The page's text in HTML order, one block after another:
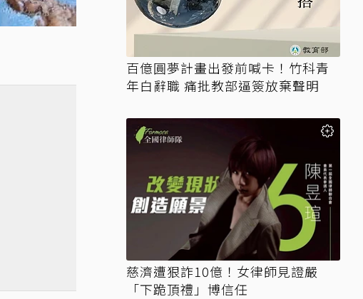
百億圓夢計畫出發前喊卡！竹科青
年白辭職 痛批教部逼簽放棄聲明
慈濟遭狠詐10億！女律師見證嚴
「下跪頂禮」博信任